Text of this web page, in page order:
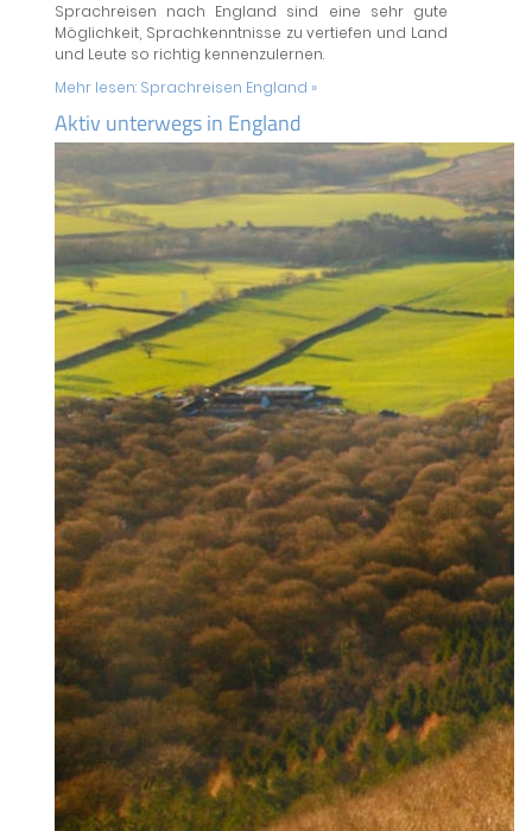
Sprachreisen nach England sind eine sehr gute
Möglichkeit, Sprachkenntnisse zu vertiefen und Land
und Leute so richtig kennenzulernen.
Mehr lesen: Sprachreisen England »
Aktiv unterwegs in England